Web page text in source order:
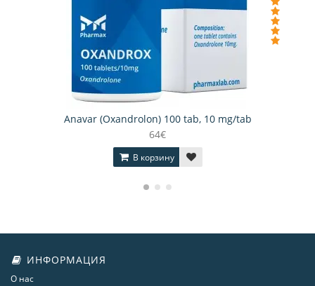
Anavar (Oxandrolon) 100 tab, 10 mg/tab
64€
В корзину
ИНФОРМАЦИЯ
О нас